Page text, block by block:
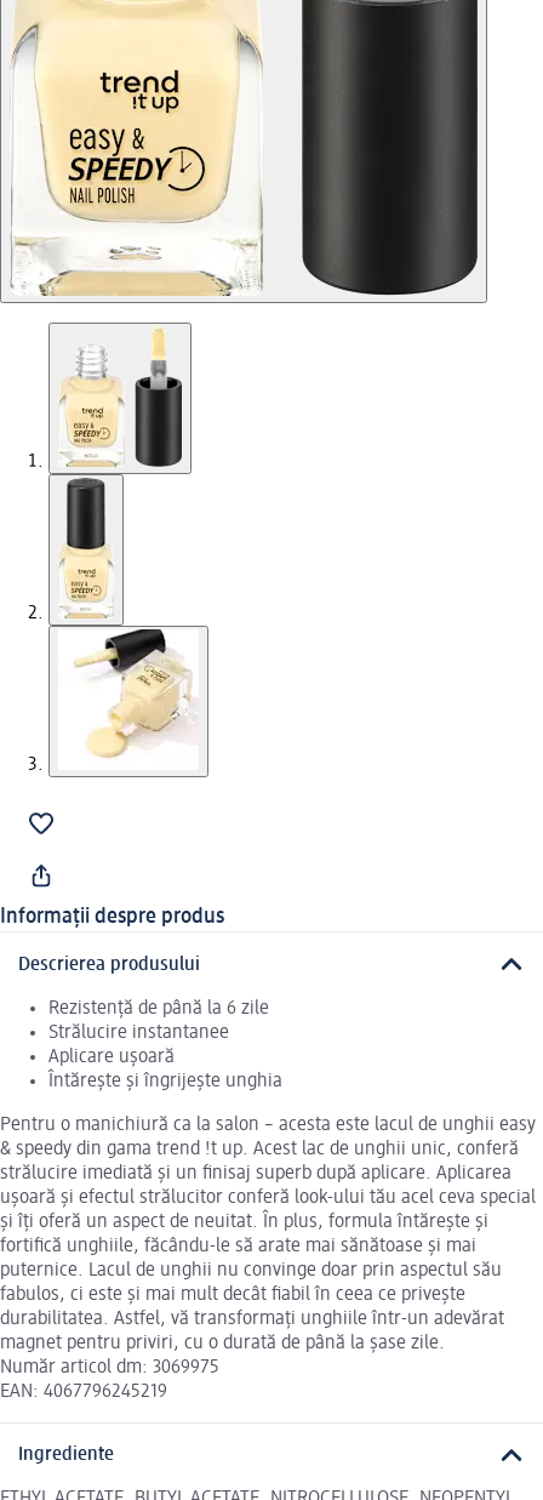
Informații despre produs
Descrierea produsului
Rezistență de până la 6 zile
Strălucire instantanee
Aplicare ușoară
Întărește și îngrijește unghia
Pentru o manichiură ca la salon – acesta este lacul de unghii easy
& speedy din gama trend !t up. Acest lac de unghii unic, conferă
strălucire imediată și un finisaj superb după aplicare. Aplicarea
ușoară și efectul strălucitor conferă look-ului tău acel ceva special
și îți oferă un aspect de neuitat. În plus, formula întărește și
fortifică unghiile, făcându-le să arate mai sănătoase și mai
puternice. Lacul de unghii nu convinge doar prin aspectul său
fabulos, ci este și mai mult decât fiabil în ceea ce privește
durabilitatea. Astfel, vă transformați unghiile într-un adevărat
magnet pentru priviri, cu o durată de până la șase zile.
Număr articol dm: 3069975
EAN: 4067796245219
Ingrediente